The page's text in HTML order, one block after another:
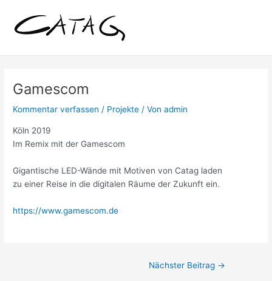
Inhalt
springen
Gamescom
Kommentar verfassen / Projekte / Vonadmin
Köln 2019
Im Remix mit der Gamescom
Gigantische LED-Wände mit Motiven von Catag laden
zu einer Reise in die digitalen Räume der Zukunft ein.
https://www.gamescom.de
navigation
Nächster Beitrag →